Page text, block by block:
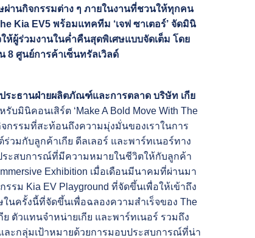
ผ่านกิจกรรมต่าง ๆ ภายในงานที่ชวนให้ทุกคน
Kia EV5 พร้อมแทคทีม ‘เจฟ ซาเตอร์’ จัดมินิ
ห้ผู้ร่วมงานในค่ำคืนสุดพิเศษแบบจัดเต็ม โดย
8 ศูนย์การค้าเซ็นทรัลเวิลด์
ระธานฝ่ายผลิตภัณฑ์และการตลาด บริษัท เกีย
รับมินิคอนเสิร์ต ‘Make A Bold Move With The
กรรมที่สะท้อนถึงความมุ่งมั่นของเราในการ
วมกับลูกค้าเกีย ดีลเลอร์ และพาร์ทเนอร์ทาง
ระสบการณ์ที่มีความหมายในชีวิตให้กับลูกค้า
Exhibition เมื่อเดือนมีนาคมที่ผ่านมา
รม Kia EV Playground ที่จัดขึ้นเพื่อให้เข้าถึง
นครั้งนี้ที่จัดขึ้นเพื่อฉลองความสำเร็จของ The
ตัวแทนจำหน่ายเกีย และพาร์ทเนอร์ รวมถึง
ละกลุ่มเป้าหมายด้วยการมอบประสบการณ์ที่น่า